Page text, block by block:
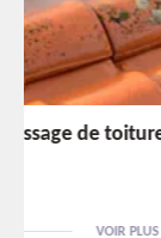
Etanchéité